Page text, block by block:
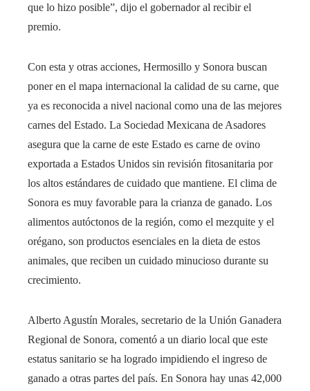
que lo hizo posible”, dijo el gobernador al recibir el
premio.
Con esta y otras acciones, Hermosillo y Sonora buscan
poner en el mapa internacional la calidad de su carne, que
ya es reconocida a nivel nacional como una de las mejores
carnes del Estado. La Sociedad Mexicana de Asadores
asegura que la carne de este Estado es carne de ovino
exportada a Estados Unidos sin revisión fitosanitaria por
los altos estándares de cuidado que mantiene. El clima de
Sonora es muy favorable para la crianza de ganado. Los
alimentos autóctonos de la región, como el mezquite y el
orégano, son productos esenciales en la dieta de estos
animales, que reciben un cuidado minucioso durante su
crecimiento.
Alberto Agustín Morales, secretario de la Unión Ganadera
Regional de Sonora, comentó a un diario local que este
estatus sanitario se ha logrado impidiendo el ingreso de
ganado a otras partes del país. En Sonora hay unas 42,000